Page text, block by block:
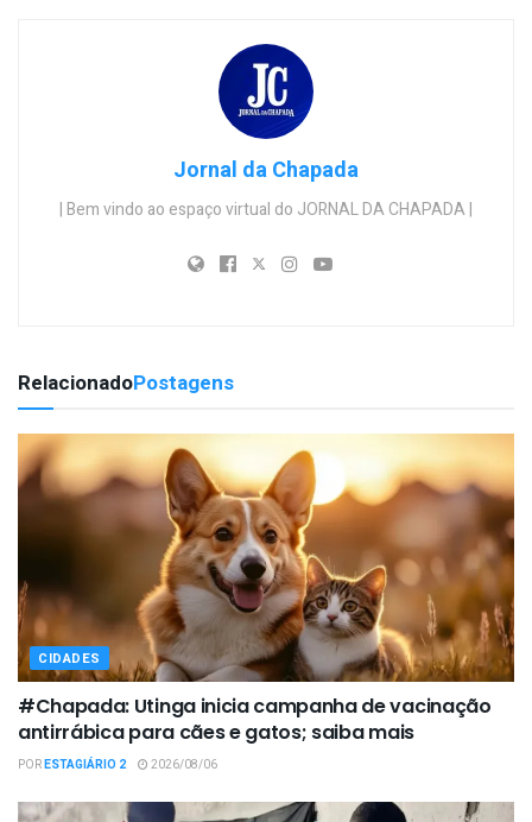
Jornal da Chapada
| Bem vindo ao espaço virtual do JORNAL DA CHAPADA |
RelacionadoPostagens
CIDADES
#Chapada: Utinga inicia campanha de vacinação
antirrábica para cães e gatos; saiba mais
PORESTAGIÁRIO 2 2026/08/06